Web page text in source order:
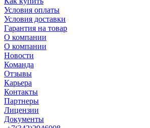
Условия оплаты
Условия доставки
Гарантия на товар
О компании
О компании
Новости
Команда
Отзывы
Карьера
Контакты
Партнеры
Лицензии
Документы